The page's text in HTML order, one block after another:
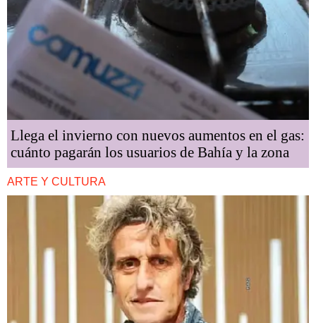
Llega el invierno con nuevos aumentos en el gas:
cuánto pagarán los usuarios de Bahía y la zona
ARTE Y CULTURA